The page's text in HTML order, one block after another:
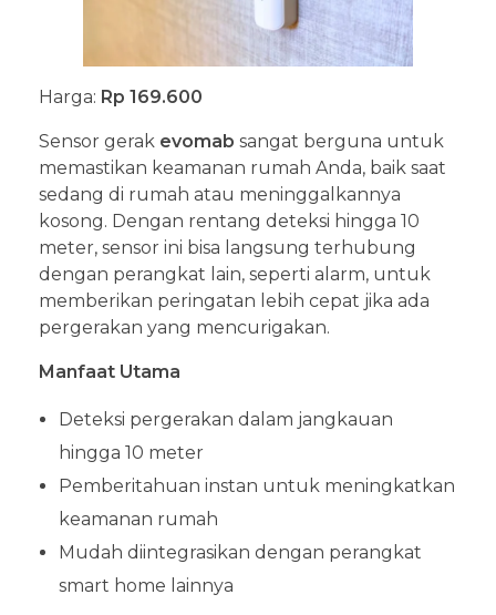
Harga: Rp 169.600
Sensor gerak evomab sangat berguna untuk
memastikan keamanan rumah Anda, baik saat
sedang di rumah atau meninggalkannya
kosong. Dengan rentang deteksi hingga 10
meter, sensor ini bisa langsung terhubung
dengan perangkat lain, seperti alarm, untuk
memberikan peringatan lebih cepat jika ada
pergerakan yang mencurigakan.
Manfaat Utama
Deteksi pergerakan dalam jangkauan
hingga 10 meter
Pemberitahuan instan untuk meningkatkan
keamanan rumah
Mudah diintegrasikan dengan perangkat
smart home lainnya